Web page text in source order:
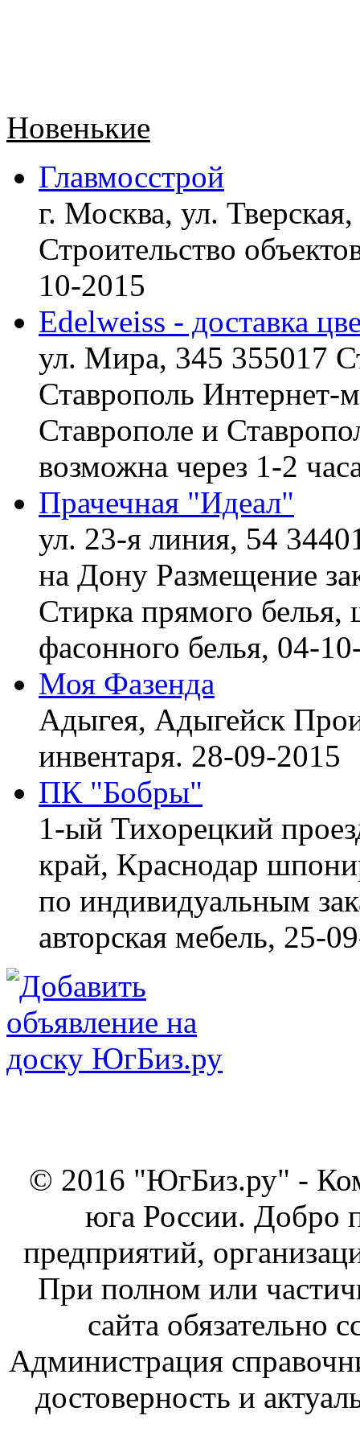
Новенькие
Главмосстрой
г. Москва, ул.
Строительство
10-2015
Edelweiss - доставка
ул. Мира, 345 355017
Ставрополь Интернет-
Ставрополе и
возможна через 1-2
Прачечная "Идеал"
ул. 23-я линия, 54
на Дону Размещение
Стирка прямого
фасонного белья, 04-
Моя Фазенда
Адыгея, Адыгейск
инвентаря. 28-09-2015
ПК "Бобры"
1-ый Тихорецкий
край, Краснодар
по индивидуальным
авторская мебель, 25-
© 2016 "ЮгБиз.ру" -
юга России. Добро
предприятий,
При полном или
сайта обязательно
Администрация
достоверность и